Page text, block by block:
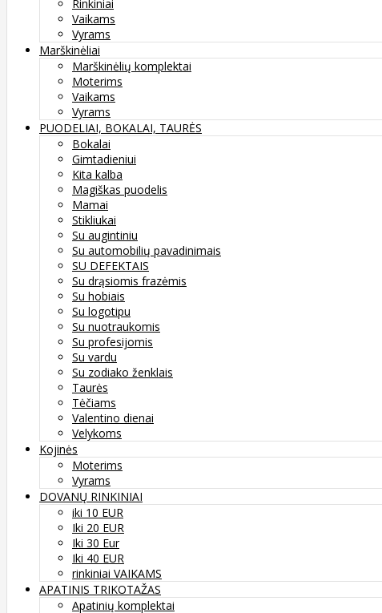
Rinkiniai
Vaikams
Vyrams
Marškinėliai
Marškinėlių komplektai
Moterims
Vaikams
Vyrams
PUODELIAI, BOKALAI, TAURĖS
Bokalai
Gimtadieniui
Kita kalba
Magiškas puodelis
Mamai
Stikliukai
Su augintiniu
Su automobilių pavadinimais
SU DEFEKTAIS
Su drąsiomis frazėmis
Su hobiais
Su logotipu
Su nuotraukomis
Su profesijomis
Su vardu
Su zodiako ženklais
Taurės
Tėčiams
Valentino dienai
Velykoms
Kojinės
Moterims
Vyrams
DOVANŲ RINKINIAI
iki 10 EUR
Iki 20 EUR
Iki 30 Eur
Iki 40 EUR
rinkiniai VAIKAMS
APATINIS TRIKOTAŽAS
Apatinių komplektai